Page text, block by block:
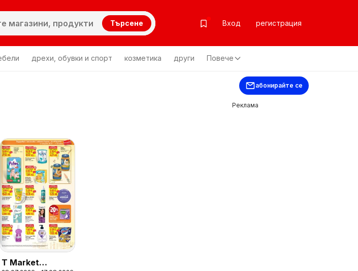
Търсене Вход регистрация
дрехи, обувки и спорт козметика други Повече
абонирайте се
T Market
Реклама